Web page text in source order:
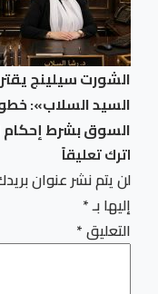
الشورت سيلينج
السيد السلاب»:
السوق بشرط إحكام
اترك تعليقاً
لن يتم نشر عنوان
إليها بـ*
التعليق*